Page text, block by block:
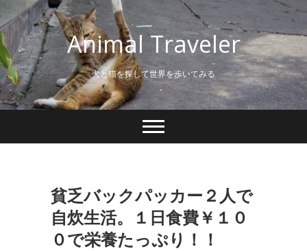
S
k
i
p
t
o
c
o
Animal Traveler
犬と猫を探して世界を歩いてみる
貧乏バックパッカー２人で
自炊生活。１日食費￥１０
０で栄養たっぷり！！